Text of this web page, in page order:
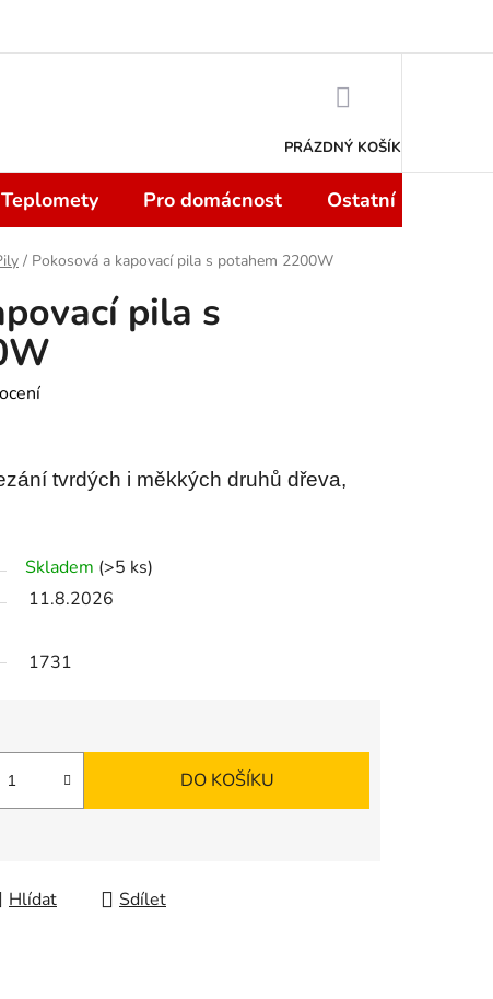
do 14 dní
PRÁZDNÝ KOŠÍK
Pro domácnost Ostatní
/ Pokosová a kapovací pila s potahem 2200W
pila s
tvrdých i měkkých druhů dřeva,
Skladem (>5 ks)
11.8.2026
1731
DO KOŠÍKU
Hlídat Sdílet